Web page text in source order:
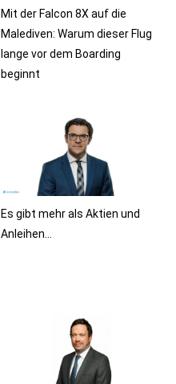
Mit der Falcon 8X auf die
Malediven: Warum dieser Flug
lange vor dem Boarding
beginnt
Es gibt mehr als Aktien und
Anleihen…